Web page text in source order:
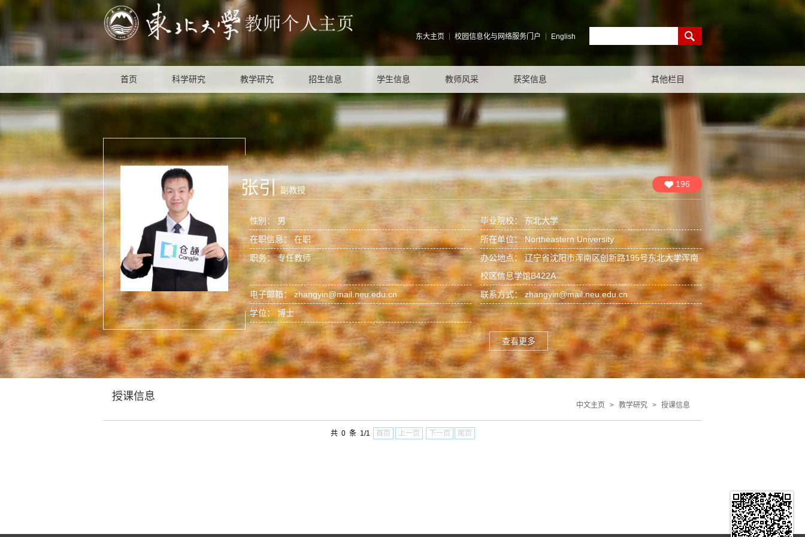
东大主页 校园信息化与网络服务门户 English
首页 科学研究 教学研究 招生信息 学生信息 教师风采 获奖信息 其他栏目
张引 副教授
196
性别： 男
毕业院校： 东北大学
在职信息： 在职
所在单位： Northeastern University
职务： 专任教师
办公地点： 辽宁省沈阳市浑南区创新路195号东北大学浑南
校区信息学馆B422A
电子邮箱：zhangyin@mail.neu.edu.cn 联系方式： zhangyin@mail.neu.edu.cn
学位： 博士
查看更多
授课信息
中文主页 > 教学研究 > 授课信息
共 0 条 1/1 首页 上一页 下一页 尾页